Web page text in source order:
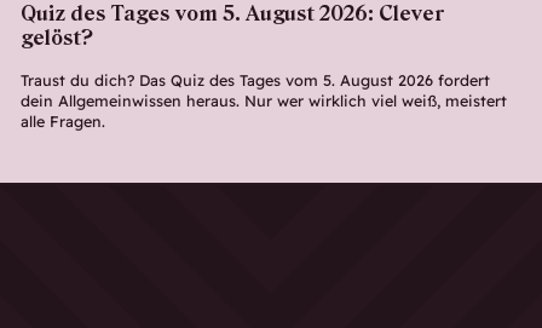
Quiz des Tages vom 5. August 2026: Clever
gelöst?
Traust du dich? Das Quiz des Tages vom 5. August 2026 fordert
dein Allgemeinwissen heraus. Nur wer wirklich viel weiß, meistert
alle Fragen.